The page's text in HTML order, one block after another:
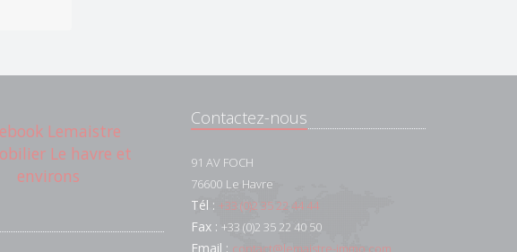
Lemaistre
Le havre et
environs
Contactez-nous
91 AV FOCH
76600 Le Havre
Tél : +33 (0)2 35 22 44 44
Fax : +33 (0)2 35 22 40 50
Email : contact@lemaistre-immo.com